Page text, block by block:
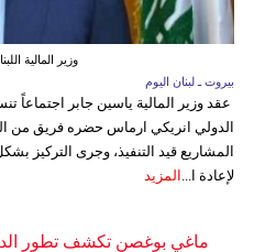
وزير المالية
بيروت ـ لبنان اليوم
عقد وزير المالية ياسين جابر اجتماعاً
الدولي انريكي ارماس حضره فريق من
لإعادة ا...
المزيد
ماغي بوغصن تكشف تطور